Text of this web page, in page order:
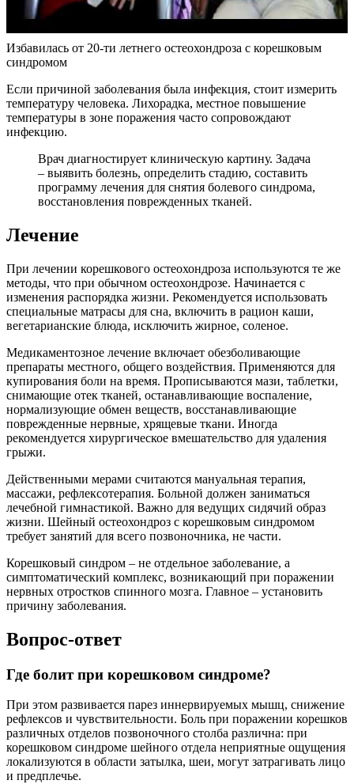
Избавилась от 20-ти летнего остеохондроза с корешковым
синдромом
Если причиной заболевания была инфекция, стоит измерить
температуру человека. Лихорадка, местное повышение
температуры в зоне поражения часто сопровождают
инфекцию.
Врач диагностирует клиническую картину. Задача
– выявить болезнь, определить стадию, составить
программу лечения для снятия болевого синдрома,
восстановления поврежденных тканей.
Лечение
При лечении корешкового остеохондроза используются те же
методы, что при обычном остеохондрозе. Начинается с
изменения распорядка жизни. Рекомендуется использовать
специальные матрасы для сна, включить в рацион каши,
вегетарианские блюда, исключить жирное, соленое.
Медикаментозное лечение включает обезболивающие
препараты местного, общего воздействия. Применяются для
купирования боли на время. Прописываются мази, таблетки,
снимающие отек тканей, останавливающие воспаление,
нормализующие обмен веществ, восстанавливающие
поврежденные нервные, хрящевые ткани. Иногда
рекомендуется хирургическое вмешательство для удаления
грыжи.
Действенными мерами считаются мануальная терапия,
массажи, рефлексотерапия. Больной должен заниматься
лечебной гимнастикой. Важно для ведущих сидячий образ
жизни. Шейный остеохондроз с корешковым синдромом
требует занятий для всего позвоночника, не части.
Корешковый синдром – не отдельное заболевание, а
симптоматический комплекс, возникающий при поражении
нервных отростков спинного мозга. Главное – установить
причину заболевания.
Вопрос-ответ
Где болит при корешковом синдроме?
При этом развивается парез иннервируемых мышц, снижение
рефлексов и чувствительности. Боль при поражении корешков
различных отделов позвоночного столба различна: при
корешковом синдроме шейного отдела неприятные ощущения
локализуются в области затылка, шеи, могут затрагивать лицо
и предплечье.